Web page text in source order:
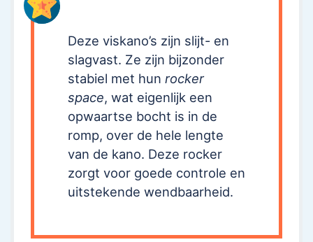
Deze viskano’s zijn slijt- en
slagvast. Ze zijn bijzonder
stabiel met hun rocker
space, wat eigenlijk een
opwaartse bocht is in de
romp, over de hele lengte
van de kano. Deze rocker
zorgt voor goede controle en
uitstekende wendbaarheid.